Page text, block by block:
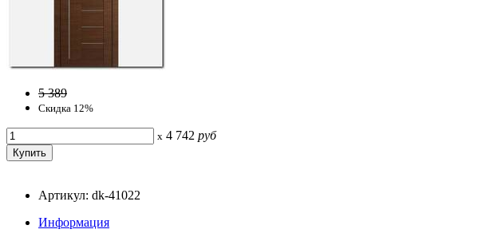
5 389
Скидка 12%
x 4 742 руб
Артикул: dk-41022
Информация